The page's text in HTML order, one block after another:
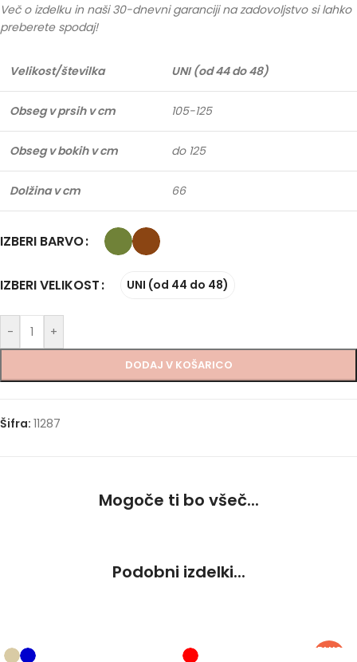
Več o izdelku in naši 30-dnevni garanciji na zadovoljstvo si lahko
preberete spodaj!
Velikost/številka UNI (od 44 do 48)
Obseg v prsih v cm 105-125
Obseg v bokih v cm do 125
Dolžina v cm 66
IZBERI BARVO
IZBERI VELIKOST UNI (od 44 do 48)
- +
DODAJ V KOŠARICO
Šifra: 11287
Mogoče ti bo všeč...
Podobni izdelki...
PLUS